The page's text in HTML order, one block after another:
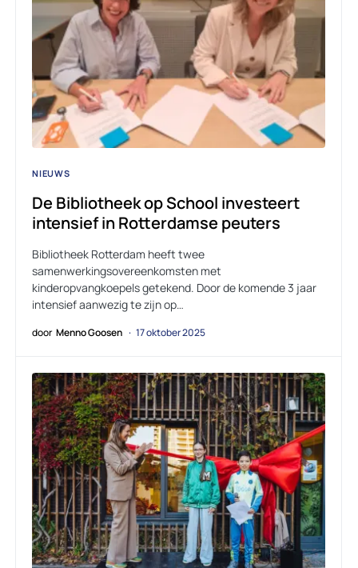
NIEUWS
De Bibliotheek op School investeert
intensief in Rotterdamse peuters
Bibliotheek Rotterdam heeft twee
samenwerkingsovereenkomsten met
kinderopvangkoepels getekend. Door de komende 3 jaar
intensief aanwezig te zijn op…
door Menno Goosen 17 oktober 2025